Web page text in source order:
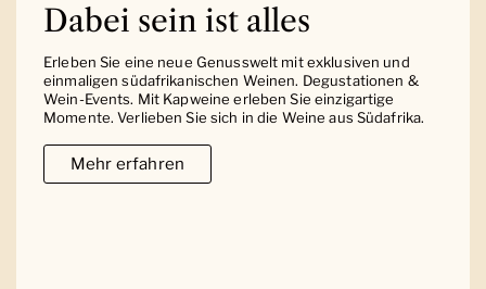
Dabei sein ist alles
Erleben Sie eine neue Genusswelt mit exklusiven und
einmaligen südafrikanischen Weinen. Degustationen &
Wein-Events. Mit Kapweine erleben Sie einzigartige
Momente. Verlieben Sie sich in die Weine aus Südafrika.
Mehr erfahren